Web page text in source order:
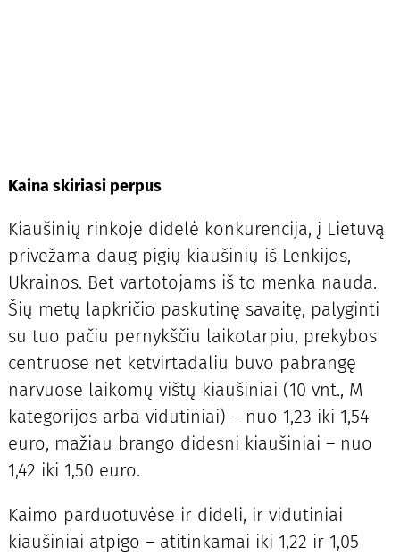
Kaina skiriasi perpus
Kiaušinių rinkoje didelė konkurencija, į Lietuvą
privežama daug pigių kiaušinių iš Lenkijos,
Ukrainos. Bet vartotojams iš to menka nauda.
Šių metų lapkričio paskutinę savaitę, palyginti
su tuo pačiu pernykščiu laikotarpiu, prekybos
centruose net ketvirtadaliu buvo pabrangę
narvuose laikomų vištų kiaušiniai (10 vnt., M
kategorijos arba vidutiniai) – nuo 1,23 iki 1,54
euro, mažiau brango didesni kiaušiniai – nuo
1,42 iki 1,50 euro.
Kaimo parduotuvėse ir dideli, ir vidutiniai
kiaušiniai atpigo – atitinkamai iki 1,22 ir 1,05